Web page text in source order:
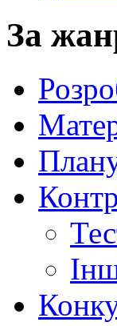
За